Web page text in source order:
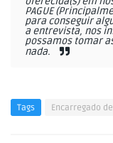
PAGUE
para conseguir
a entrevista, nos
possamos tomar
nada.
Tags Encarregado